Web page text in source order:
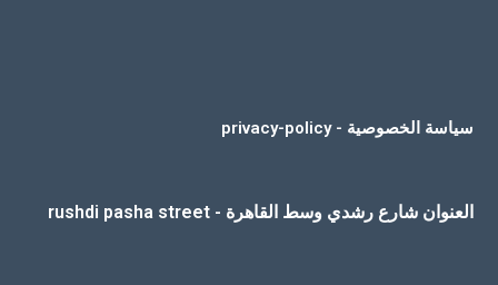
سياسة الخصوصية - privacy-policy
العنوان شارع رشدي وسط القاهرة - rushdi pasha street